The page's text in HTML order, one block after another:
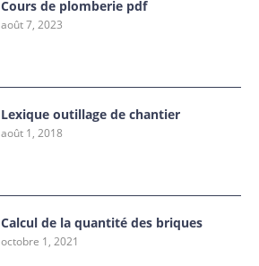
Cours de plomberie pdf
août 7, 2023
Lexique outillage de chantier
août 1, 2018
Calcul de la quantité des briques
octobre 1, 2021